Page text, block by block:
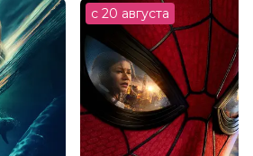
с 20 августа